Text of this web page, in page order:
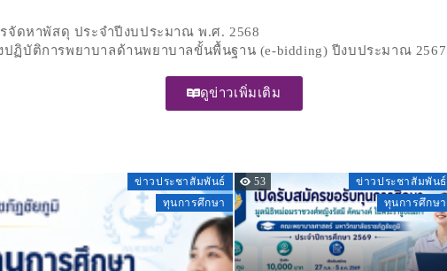
จัดหาพัสดุ ประจำปีงบประมาณ พ.ศ. 2568
ฏิบัติการพยาบาลด้านพยาบาลขั้นพื้นฐาน (e-bidding) ปีงบประมาณ 2567
ดูข่าวเพิ่มเติม
ข่าวประชาสัมพันธ์
ทุนการศึกษา
53
ข่าวประชาสัมพันธ์
ทุนการศึกษา